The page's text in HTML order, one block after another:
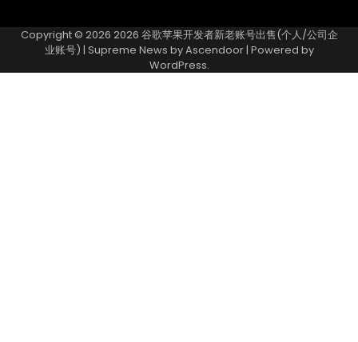
Copyright © 2026 2026 谷歌苹果开发者新老账号出售(个人/公司企
业账号) | Supreme News byAscendoor| Powered by
WordPress.